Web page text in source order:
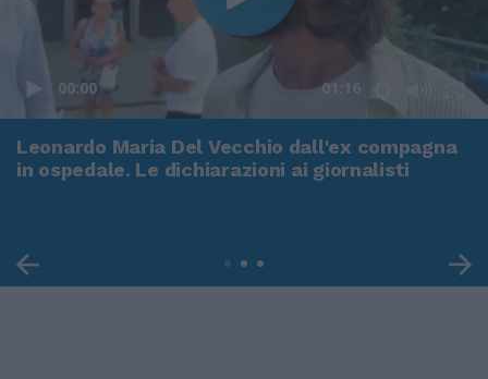
00:00 01:16
Leonardo Maria Del Vecchio dall'ex compagna
in ospedale. Le dichiarazioni ai giornalisti